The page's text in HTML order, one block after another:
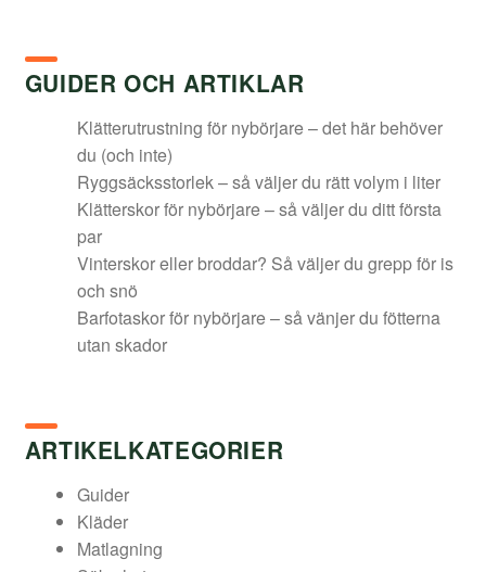
GUIDER OCH ARTIKLAR
Klätterutrustning för nybörjare – det här behöver
du (och inte)
Ryggsäcksstorlek – så väljer du rätt volym i liter
Klätterskor för nybörjare – så väljer du ditt första
par
Vinterskor eller broddar? Så väljer du grepp för is
och snö
Barfotaskor för nybörjare – så vänjer du fötterna
utan skador
ARTIKELKATEGORIER
Guider
Kläder
Matlagning